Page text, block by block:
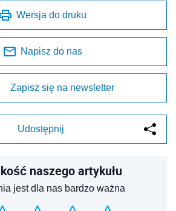
Wersja do druku
Napisz do nas
Zapisz się na newsletter
Udostępnij
naszego artykułu
jest dla nas bardzo ważna